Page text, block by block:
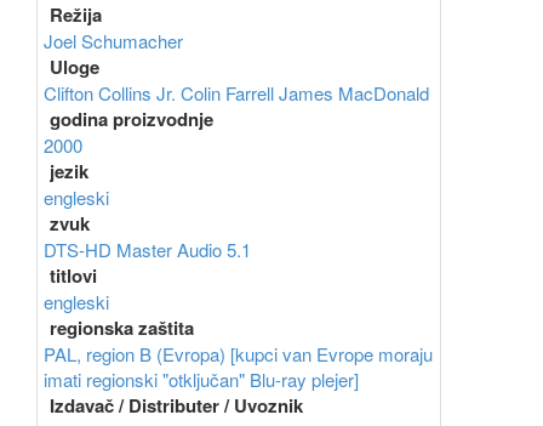
Režija
Joel Schumacher
Uloge
Clifton Collins Jr. Colin FarrellJames MacDonald
godina proizvodnje
2000
jezik
engleski
zvuk
DTS-HD Master Audio 5.1
titlovi
engleski
regionska zaštita
PAL, region B (Evropa) [kupci van Evrope moraju
imati regionski "otključan" Blu-ray plejer]
Izdavač / Distributer / Uvoznik